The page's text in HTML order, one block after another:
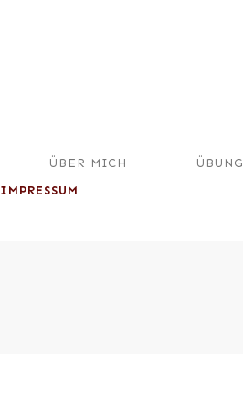
ÜBER MICH
ÜBUNG
IMPRESSUM